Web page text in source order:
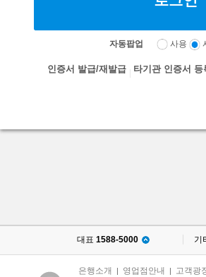
자동팝업 사용
인증서 발급/재발급 타기관 인증서 등
대표 1588-5000 기
은행소개 | 영업점안내 | 고객광